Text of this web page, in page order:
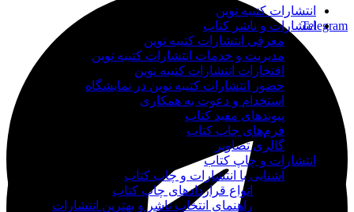
Telegram
انتشارات کتیبه نوین
انتشارات و ناشر کتاب
معرفی انتشارات کتیبه نوین
مدیریت و خدمات انتشارات کتیبه نوین
افتخارات انتشارات کتیبه نوین
حضور انتشارات کتیبه نوین در نمایشگاه‌
استخدام و دعوت به همکاری
پیوندهای مفید کتاب
فرم‌های چاپ کتاب
گالری تصاویر
انتشارات و چاپ کتاب
آشنایی با انتشارات و چاپ کتاب
انواع قراردادهای چاپ کتاب
راهنمای انتخاب ناشر و بهترین انتشارات